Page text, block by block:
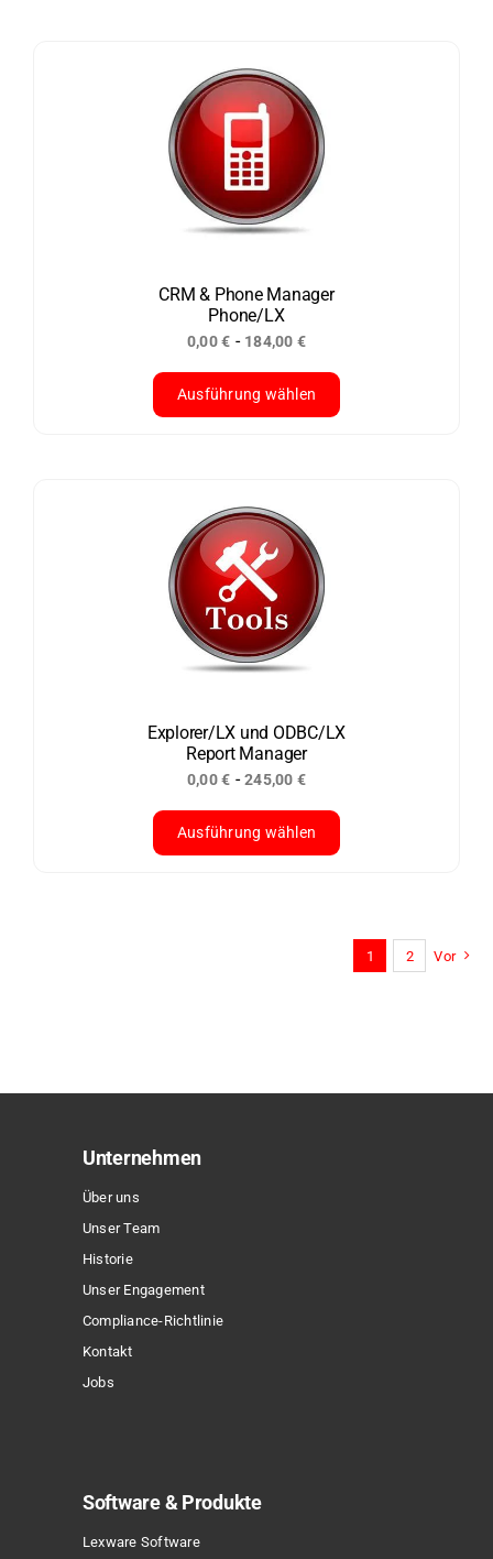
mehrere
Varianten
auf.
Die
Optionen
können
der
Produktseite
gewählt
werden
CRM & Phone Manager
Phone/LX
0,00€ - 184,00 €
Ausführung wählen
mehrere
Varianten
auf.
Die
Optionen
können
der
Produktseite
gewählt
werden
Explorer/LX und ODBC/LX
Report Manager
0,00€ -245,00 €
Ausführung wählen
der
gewählt
1 2 Vor
Unternehmen
Über uns
Unser Team
Historie
Unser Engagement
Compliance-Richtlinie
Kontakt
Jobs
Software & Produkte
Lexware Software